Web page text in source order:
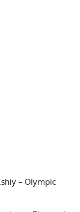
– Olympic